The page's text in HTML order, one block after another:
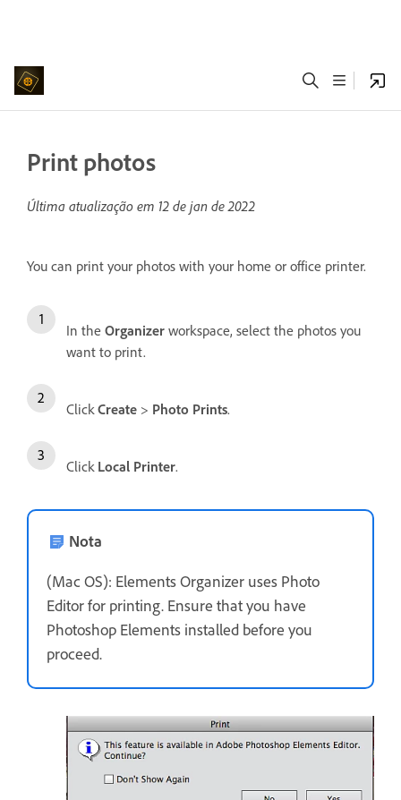
Print photos
Última atualização em 12 de jan de 2022
You can print your photos with your home or office printer.
In the Organizer workspace, select the photos you
want to print.
ClickCreate > Photo Prints.
Click Local Printer.
Nota
(Mac OS): Elements Organizer uses Photo
Editor for printing. Ensure that you have
Photoshop Elements installed before you
proceed.